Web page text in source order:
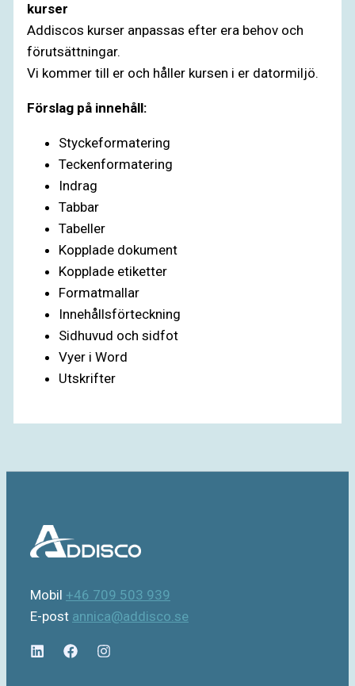
kurser
Addiscos kurser anpassas efter era behov och
förutsättningar.
Vi kommer till er och håller kursen i er datormiljö.
Förslag på innehåll:
Styckeformatering
Teckenformatering
Indrag
Tabbar
Tabeller
Kopplade dokument
Kopplade etiketter
Formatmallar
Innehållsförteckning
Sidhuvud och sidfot
Vyer i Word
Utskrifter
Mobil +46 709 503 939
E-post annica@addisco.se